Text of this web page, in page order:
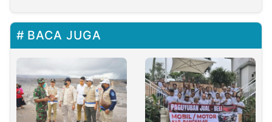
BACA JUGA